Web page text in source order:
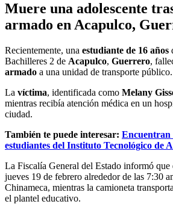
Muere una adolescente
armado en Acapulco,
Recientemente, una estudiante de 16 años
Bachilleres 2 de Acapulco, Guerrero,
armado a una unidad de transporte público.
La víctima, identificada como Melany
mientras recibía atención médica en un
ciudad.
También te puede interesar: Encuentran
estudiantes del Instituto Tecnológico de
La Fiscalía General del Estado informó que
jueves 19 de febrero alrededor de las 7:30
Chinameca, mientras la camioneta
el plantel educativo.